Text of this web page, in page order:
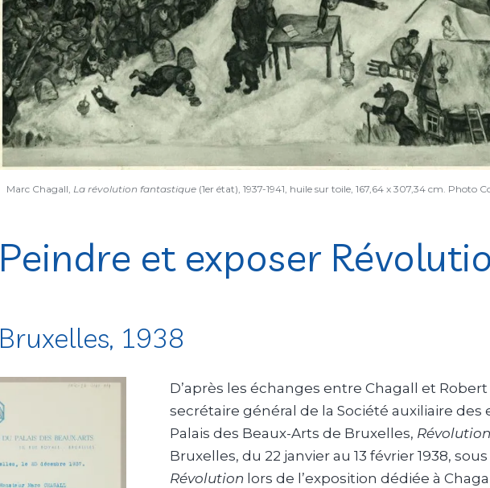
Marc Chagall, La révolution fantastique (1er état), 1937-1941, huile sur toile, 167,64 x 307,34 cm. Photo
Peindre et exposer
Bruxelles, 1938
D’après les échanges entre Chagall et Robert
secrétaire général de la Société auxiliaire des
Palais des Beaux-Arts de Bruxelles, Révolution
Bruxelles, du 22 janvier au 13 février 1938,
Révolution lors de l’exposition dédiée à